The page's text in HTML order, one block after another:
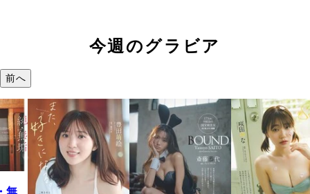
今週のグラビア
前へ